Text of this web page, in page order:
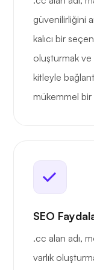
güvenilirliğini
kalıcı bir
oluşturmak ve
kitleyle
mükemmel bir
SEO
.cc alan adı,
varlık